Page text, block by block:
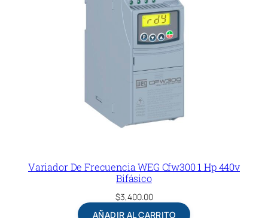
Variador De Frecuencia WEG Cfw300 1 Hp 440v
Bifásico
$3,400.00
AÑADIR AL CARRITO